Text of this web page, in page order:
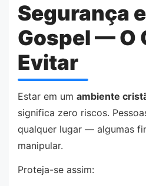
Segurança
Gospel — O
Evitar
Estar em um ambiente
significa zero riscos.
qualquer lugar — algumas
manipular.
Proteja-se assim: